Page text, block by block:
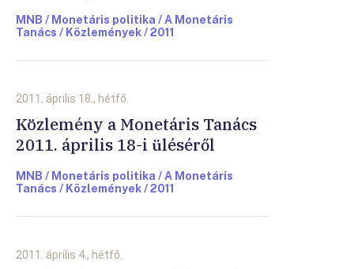
MNB / Monetáris politika / A Monetáris
Tanács / Közlemények / 2011
2011. április 18., hétfő.
Közlemény a Monetáris Tanács
2011. április 18-i üléséről
MNB / Monetáris politika / A Monetáris
Tanács / Közlemények / 2011
2011. április 4., hétfő.